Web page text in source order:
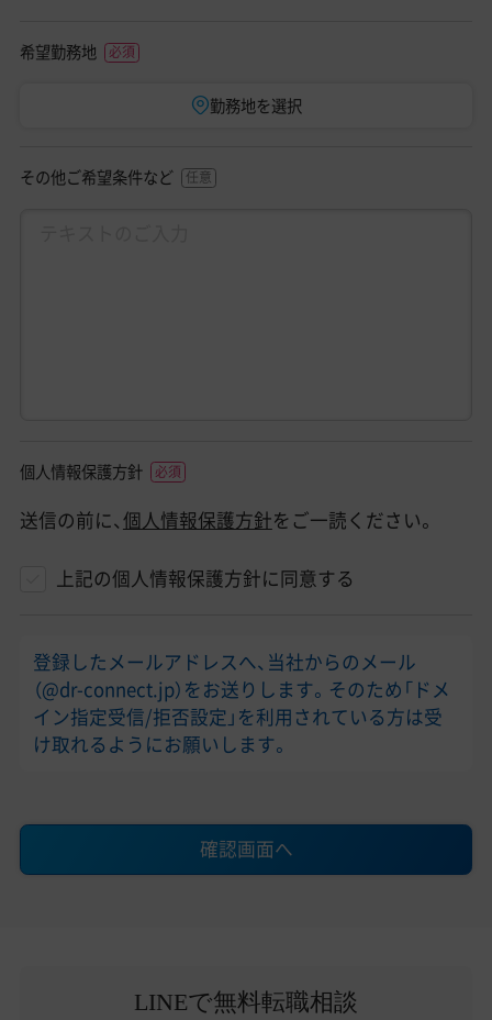
希望勤務地
勤務地を選択
その他ご希望条件など
個人情報保護方針
送信の前に、 個人情報保護方針をご一読ください。
上記の個人情報保護方針に同意する
登録したメールアドレスへ、当社からのメール
（@dr-connect.jp）をお送りします。そのため「ドメ
イン指定受信/拒否設定」を利用されている方は受
け取れるようにお願いします。
確認画面へ
LINEで無料転職相談